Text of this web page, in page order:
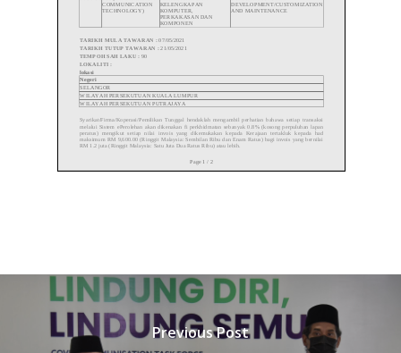
Previous Post